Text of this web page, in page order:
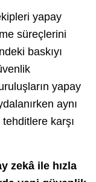
yapay
süreçlerini
baskıyı
yapay
aynı
karşı
zekâ ile hızla